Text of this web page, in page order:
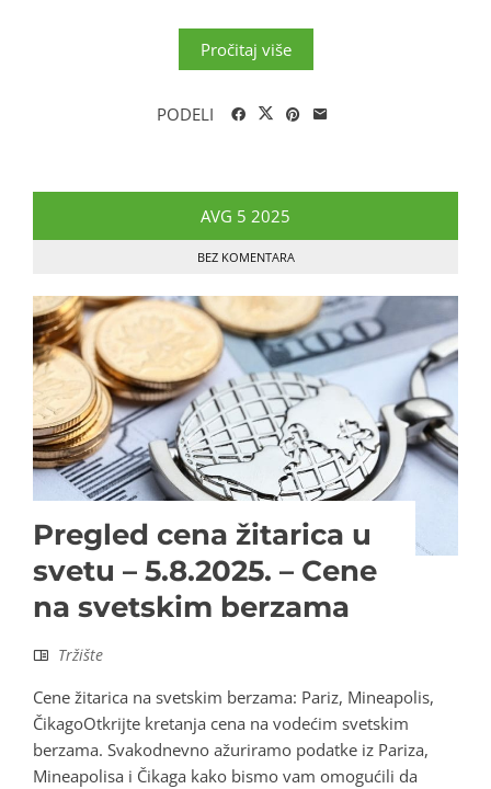
Pročitaj više
PODELI
AVG 5 2025
BEZ KOMENTARA
Pregled cena žitarica u
svetu – 5.8.2025. – Cene
na svetskim berzama
Tržište
Cene žitarica na svetskim berzama: Pariz, Mineapolis,
ČikagoOtkrijte kretanja cena na vodećim svetskim
berzama. Svakodnevno ažuriramo podatke iz Pariza,
Mineapolisa i Čikaga kako bismo vam omogućili da